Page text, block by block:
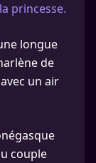
princesse.
longue
de
un air
couple